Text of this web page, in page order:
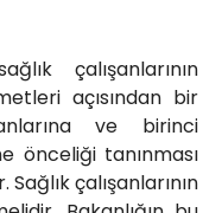
çalışanlarının
açısından bir
ve birinci
önceliği tanınması
çalışanlarının